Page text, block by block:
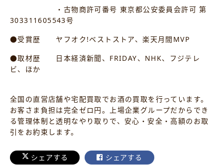
・古物商許可番号 東京都公安委員会許可 第
303311605543号
●受賞歴 ヤフオク!ベストストア、楽天月間MVP
●取材歴 日本経済新聞、FRIDAY、NHK、フジテレ
ビ、ほか
全国の直営店舗や宅配買取でお酒の買取を行っています。
お客さま負担は完全ゼロ円。上場企業グループだからでき
る管理体制と透明なやり取りで、安心・安全・高額のお取
引をお約束します。
シェアする シェアする